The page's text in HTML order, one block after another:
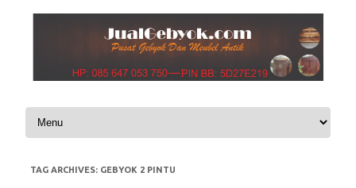
Skip to content
TAG ARCHIVES: GEBYOK 2 PINTU